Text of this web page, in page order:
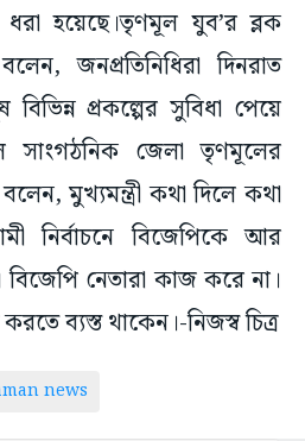
হয়েছে।তৃণমূল যুব’র ব্লক
জনপ্রতিনিধিরা দিনরাত
প্রকল্পের সুবিধা পেয়ে
সাংগঠনিক জেলা তৃণমূলের
মুখ্যমন্ত্রী কথা দিলে কথা
নির্বাচনে বিজেপিকে আর
নেতারা কাজ করে না।
ব্যস্ত থাকেন।-নিজস্ব চিত্র
news